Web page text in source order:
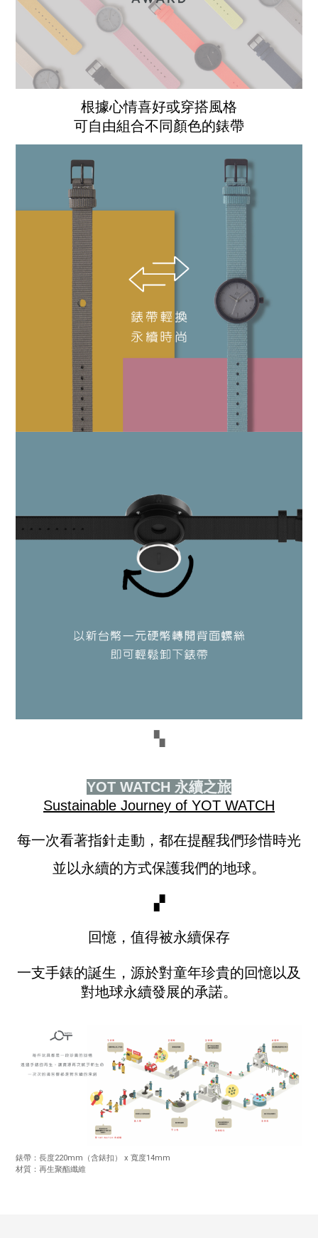
根據心情喜好或穿搭風格
可自由組合不同顏色的錶帶
▚
YOT WATCH 永續之旅
Sustainable Journey of YOT WATCH
每一次看著指針走動，都在提醒我們珍惜時光
並以永續的方式保護我們的地球。
▞
回憶，值得被永續保存
一支手錶的誕生，源於對童年珍貴的回憶以及
對地球永續發展的承諾。
錶帶：長度220mm（含錶扣） x 寬度14mm
材質：再生聚酯纖維